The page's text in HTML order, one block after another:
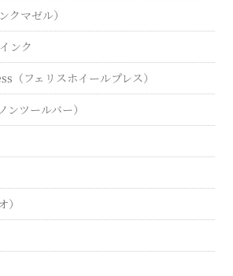
マゼル）
ンク
フェリスホイールプレス）
ツールバー）